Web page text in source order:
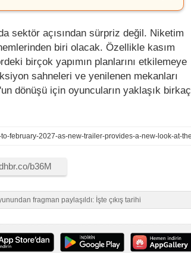
sektör açısından sürpriz değil. Niketim
biri olacak. Özellikle kasım
birçok yapımın planlarını etkilemeye
sahneleri ve yenilenen mekanları
dönüşü için oyuncuların yaklaşık birkaç
fragman paylaşıldı: İşte çıkış tarihi